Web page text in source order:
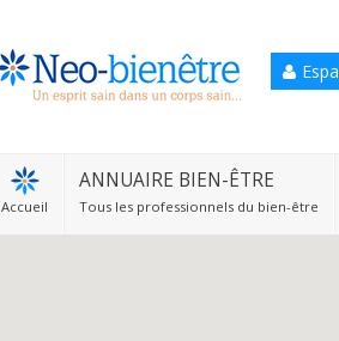
Accueil
ANNUAIRE BIEN-ÊTRE
Tous les professionnels du bien-être